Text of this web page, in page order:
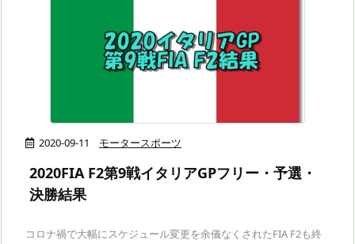
2020-09-11 モータースポーツ
2020FIA F2第9戦イタリアGPフリー・予選・
決勝結果
コロナ禍で大幅にスケジュール変更を余儀なくされたFIA F2も終